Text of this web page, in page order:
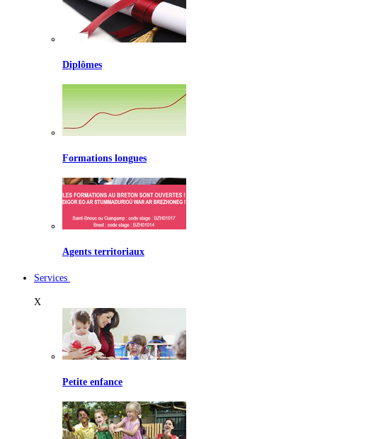
Diplômes
Formations longues
Agents territoriaux
Services
X
Petite enfance